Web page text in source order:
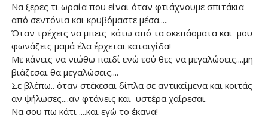
Να ξερες τι ωραία που είναι όταν φτιάχνουμε σπιτάκια
από σεντόνια και κρυβόμαστε μέσα.....
Όταν τρέχεις να μπεις κάτω από τα σκεπάσματα και μου
φωνάζεις μαμά έλα έρχεται καταιγίδα!
Με κάνεις να νιώθω παιδί ενώ εσύ θες να μεγαλώσεις....μη
βιάζεσαι θα μεγαλώσεις....
Σε βλέπω.. όταν στέκεσαι δίπλα σε αντικείμενα και κοιτάς
αν ψήλωσες....αν φτάνεις και υστέρα χαίρεσαι.
Να σου πω κάτι ....και εγώ το έκανα!